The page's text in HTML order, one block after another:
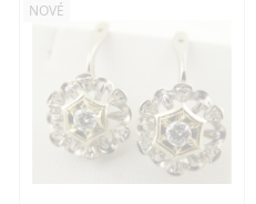
NOVÉ